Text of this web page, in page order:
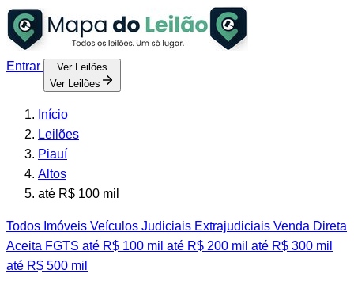
Entrar
Ver Leilões
Ver Leilões
Início
Leilões
Piauí
Altos
até R$ 100 mil
Todos Imóveis Veículos Judiciais Extrajudiciais Venda Direta
Aceita FGTS até R$ 100 mil até R$ 200 mil até R$ 300 mil
até R$ 500 mil